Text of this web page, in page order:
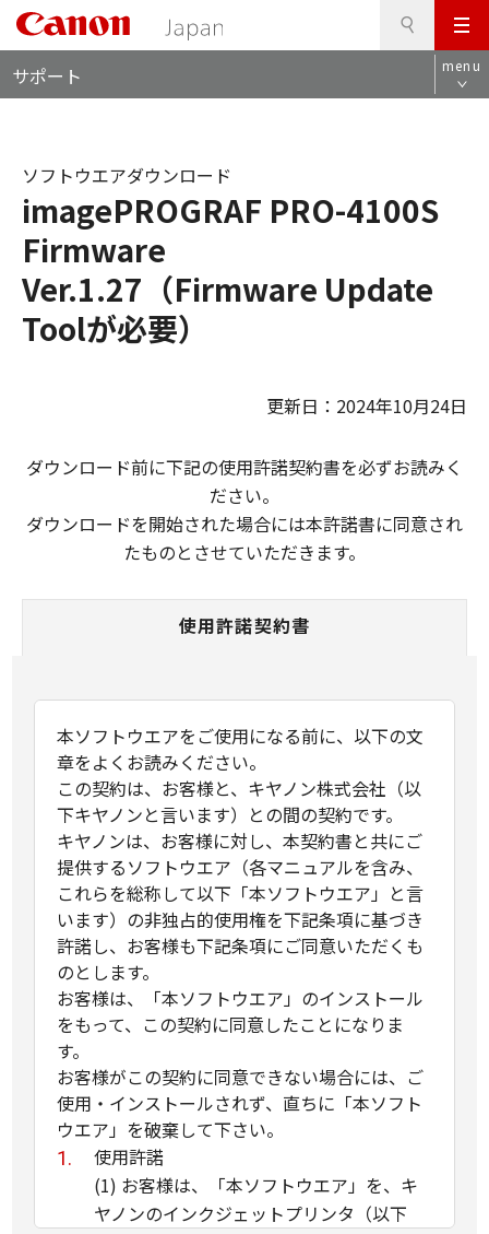
メ
ニ
ュ
サポート menu
imagePROGRAF PRO-4100S
Firmware
Ver.1.27（Firmware Update
Toolが必要）
ソフトウエアダウンロード
更新日：2024年10月24日
ダウンロード前に下記の使用許諾契約書を必ずお読みく
ださい。
ダウンロードを開始された場合には本許諾書に同意され
たものとさせていただきます。
使用許諾契約書
本ソフトウエアをご使用になる前に、以下の文
章をよくお読みください。
この契約は、お客様と、キヤノン株式会社（以
下キヤノンと言います）との間の契約です。
キヤノンは、お客様に対し、本契約書と共にご
提供するソフトウエア（各マニュアルを含み、
これらを総称して以下「本ソフトウエア」と言
います）の非独占的使用権を下記条項に基づき
許諾し、お客様も下記条項にご同意いただくも
のとします。
お客様は、「本ソフトウエア」のインストール
をもって、この契約に同意したことになりま
す。
お客様がこの契約に同意できない場合には、ご
使用・インストールされず、直ちに「本ソフト
ウエア」を破棄して下さい。
使用許諾
(1) お客様は、「本ソフトウエア」を、キ
ヤノンのインクジェットプリンタ（以下